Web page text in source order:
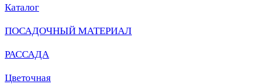
Каталог
ПОСАДОЧНЫЙ МАТЕРИАЛ
РАССАДА
Цветочная